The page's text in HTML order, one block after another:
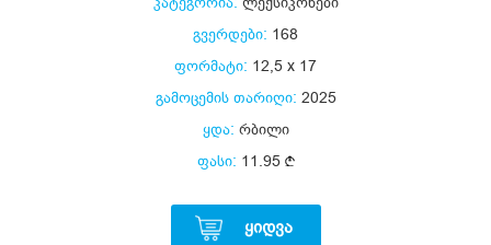
გვერდები: 168
ფორმატი: 12,5 x 17
გამოცემის თარიღი: 2025
ყდა: რბილი
ფასი: 11.95
ᲧᲘᲓᲕᲐ